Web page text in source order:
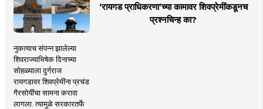
‘रायगड प्राधिकरणा’च्या कामावर शिवप्रेमींकडूनच
प्रश्नचिन्ह का?
नुकत्याच संपन्न झालेल्या
शिवराज्याभिषेक दिनाच्या
सोहळ्याला दुर्गराज
रायगडावर शिवप्रेमींना प्रचंड
गैरसोयींचा सामना करावा
लागला. त्यामुळे सरकारतर्फे